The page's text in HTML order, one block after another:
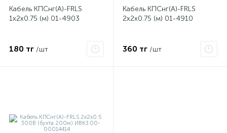
Кабель КПСнг(А)-FRLS
1х2х0.75 (м) 01-4903
180 тг /шт
Кабель КПСнг(А)-FRLS
2х2х0.75 (м) 01-4910
360 тг /шт